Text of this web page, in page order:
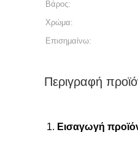
Βάρος:
Χρώμα:
Επισημαίνω:
Περιγραφή
1. Εισαγωγή